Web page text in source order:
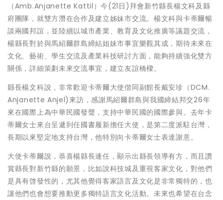
（Amb.Anjanette Kattil）今(21日)拜會新竹縣長楊文科及縣
府團隊，就雙方潛在合作及建立姊妹市交流。楊文科與卡蒂爾暢
談兩國邦誼，並陸續以城市產業、教育及文化推廣等議題交流，
楊縣長對於與馬紹爾群島締結姐妹市事宜樂觀其成，期待未來在
文化、藝術、學生交流及產業科技研討方面，能夠持續強化雙方
關係，詳細策劃未來交流事宜，建立友誼橋樑。
縣長楊文科說，非常歡迎卡蒂爾大使偕同副館長戴安珍（DCM.
Anjanette Anjel)來訪，感謝馬紹爾群島與我國締結邦交26年
來在國際上為中華民國發聲，支持中華民國的國際參與。去年卡
蒂爾女士來台呈遞到任國書履新擔任大使，是第二度派駐台灣，
長期以來堅定地支持台灣，他特別向卡蒂爾女士表達謝意。
大使卡蒂爾說，恭喜楊縣長連任，顯示出縣長領導有方，而且讚
賞縣長對新竹縣的願景，比如說科技城及重視客家文化，對他們
是具有啓發性的，尤其他覺得客家語言及文化是非常獨特的，也
讓他們也會想要推動更多獨特語言文化活動。未來也希望在台念